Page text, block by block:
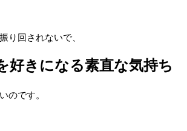
り回されないで、
好きになる素直な気持ち
のです。